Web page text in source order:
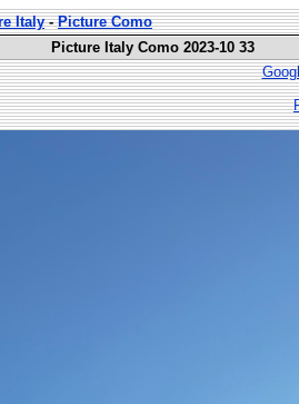
Italy-Picture Como
Picture Italy Como 2023-10 33